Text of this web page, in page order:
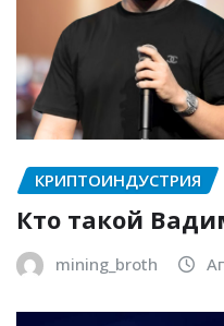
КРИПТОИНДУСТРИЯ
Кто такой
mining_broth